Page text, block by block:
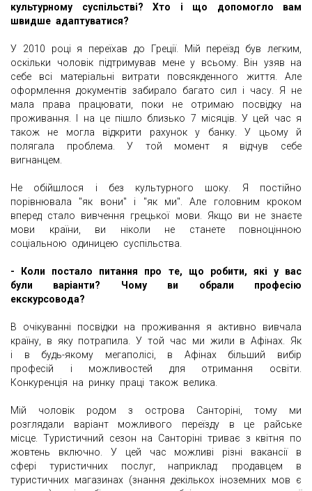
культурному суспільстві? Хто і що допомогло вам
швидше адаптуватися?
У 2010 році я переїхав до Греції. Мій переїзд був легким,
оскільки чоловік підтримував мене у всьому. Він узяв на
себе всі матеріальні витрати повсякденного життя. Але
оформлення документів забирало багато сил і часу. Я не
мала права працювати, поки не отримаю посвідку на
проживання. І на це пішло близько 7 місяців. У цей час я
також не могла відкрити рахунок у банку. У цьому й
полягала проблема. У той момент я відчув себе
вигнанцем.
Не обійшлося і без культурного шоку. Я постійно
порівнювала "як вони" і "як ми". Але головним кроком
вперед стало вивчення грецької мови. Якщо ви не знаєте
мови країни, ви ніколи не станете повноцінною
соціальною одиницею суспільства.
- Коли постало питання про те, що робити, які у вас
були варіанти? Чому ви обрали професію
екскурсовода?
В очікуванні посвідки на проживання я активно вивчала
країну, в яку потрапила. У той час ми жили в Афінах. Як
і в будь-якому мегаполісі, в Афінах більший вибір
професій і можливостей для отримання освіти.
Конкуренція на ринку праці також велика.
Мій чоловік родом з острова Санторіні, тому ми
розглядали варіант можливого переїзду в це райське
місце. Туристичний сезон на Санторіні триває з квітня по
жовтень включно. У цей час можливі різні вакансії в
сфері туристичних послуг, наприклад: продавцем в
туристичних магазинах (знання декількох іноземних мов є